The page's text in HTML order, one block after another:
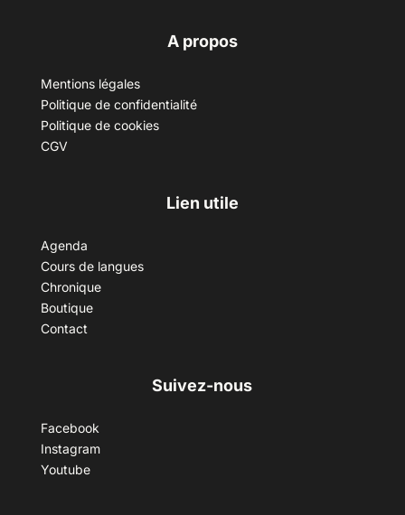
A propos
Mentions légales
Politique de confidentialité
Politique de cookies
CGV
Lien utile
Agenda
Cours de langues
Chronique
Boutique
Contact
Suivez-nous
Facebook
Instagram
Youtube